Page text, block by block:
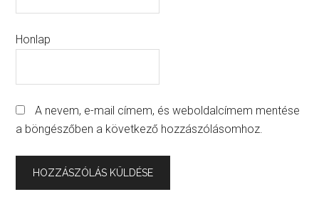
Honlap
A nevem, e-mail címem, és weboldalcímem mentése
a böngészőben a következő hozzászólásomhoz.